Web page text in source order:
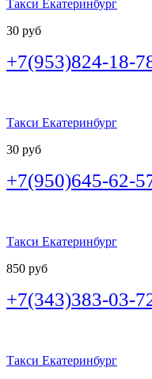
Такси Екатеринбург
30 руб
+7(953)824-18-
Такси Екатеринбург
30 руб
+7(950)645-62-
Такси Екатеринбург
850 руб
+7(343)383-03-
Такси Екатеринбург